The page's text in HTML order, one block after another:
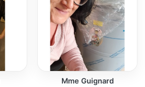
Mme Guignard